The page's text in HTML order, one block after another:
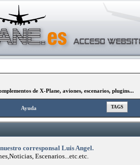
de X-Plane, aviones, escenarios, plugins...
Ayuda TAGS
corresponsal Luis Angel.
Escenarios...etc.etc.